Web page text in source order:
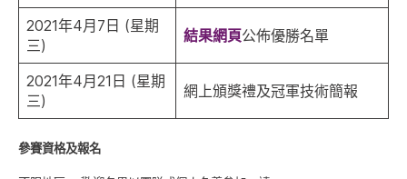
2021年4月7日 (星期
三)
結果網頁公佈優勝名單
2021年4月21日 (星期
三)
網上頒獎禮及冠軍技術簡報
參賽資格及報名